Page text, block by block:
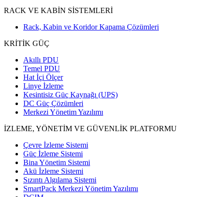
RACK VE KABİN SİSTEMLERİ
Rack, Kabin ve Koridor Kapama Çözümleri
KRİTİK GÜÇ
Akıllı PDU
Temel PDU
Hat İçi Ölçer
Linye İzleme
Kesintisiz Güç Kaynağı (UPS)
DC Güç Çözümleri
Merkezi Yönetim Yazılımı
İZLEME, YÖNETİM VE GÜVENLİK PLATFORMU
Çevre İzleme Sistemi
Güç İzleme Sistemi
Bina Yönetim Sistemi
Akü İzleme Sistemi
Sızıntı Algılama Sistemi
SmartPack Merkezi Yönetim Yazılımı